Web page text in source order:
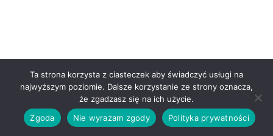
Ta strona korzysta z ciasteczek aby świadczyć usługi na
najwyższym poziomie. Dalsze korzystanie ze strony oznacza,
że zgadzasz się na ich użycie.
Zgoda
Nie wyrażam zgody Polityka prywatności